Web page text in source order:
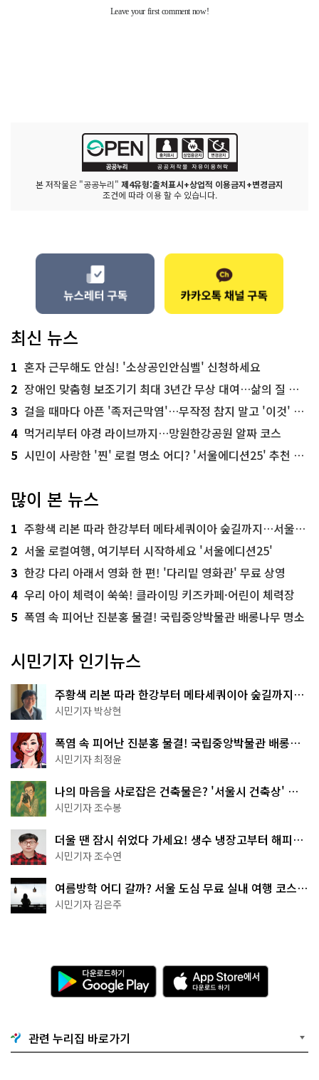
본 저작물은 "공공누리" 제4유형:출처표시+상업적 이용금지+변경금지
조건에 따라 이용 할 수 있습니다.
최신 뉴스
1 혼자 근무해도 안심! '소상공인안심벨' 신청하세요
2 장애인 맞춤형 보조기기 최대 3년간 무상 대여…삶의 질 높인다
3 걸을 때마다 아픈 '족저근막염'…무작정 참지 말고 '이것' 해보세요!
4 먹거리부터 야경 라이브까지…망원한강공원 알짜 코스
5 시민이 사랑한 '찐' 로컬 명소 어디? '서울에디션25' 추천 코스
많이 본 뉴스
1 주황색 리본 따라 한강부터 메타세쿼이아 숲길까지…서울둘레길 15코스
2 서울 로컬여행, 여기부터 시작하세요 '서울에디션25'
3 한강 다리 아래서 영화 한 편! '다리밑 영화관' 무료 상영
4 우리 아이 체력이 쑥쑥! 클라이밍 키즈카페·어린이 체력장
5 폭염 속 피어난 진분홍 물결! 국립중앙박물관 배롱나무 명소
시민기자 인기뉴스
주황색 리본 따라 한강부터 메타세쿼이아 숲길까지…
서울둘레길 15코스
시민기자 박상현
폭염 속 피어난 진분홍 물결! 국립중앙박물관 배롱나
무 명소
시민기자 최정윤
나의 마음을 사로잡은 건축물은? '서울시 건축상' 수
상작 공개!
시민기자 조수봉
더울 땐 잠시 쉬었다 가세요! 생수 냉장고부터 해피소
·무더위쉼터까지
시민기자 조수연
여름방학 어디 갈까? 서울 도심 무료 실내 여행 코스
추천
시민기자 김은주
다
운
로
기
G
o
A
p
p
e
관련 누리집 바로가기